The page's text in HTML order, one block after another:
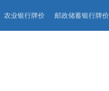
农业银行牌价 邮政储蓄银行牌价